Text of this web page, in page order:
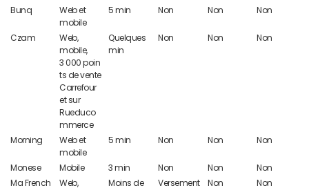
Bunq
Web et
mobile
5 min Non Non Non
Czam
Web,
mobile,
3 000 poin
ts de vente
Carrefour
et sur
Rueduco
mmerce
Quelques
min
Non Non Non
Morning
Web et
mobile
5 min Non Non Non
Monese Mobile 3 min Non Non
Non
Ma French
Web,
Moins de
Versement
Non Non